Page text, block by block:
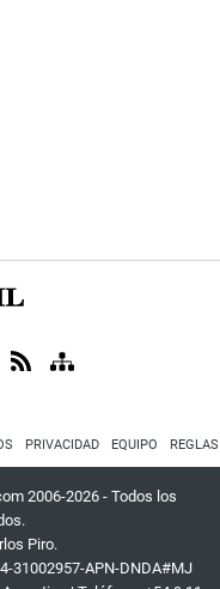
PRIVACIDAD EQUIPO
2006-2026 - Todos los
Piro.
31002957-APN-DNDA#MJ